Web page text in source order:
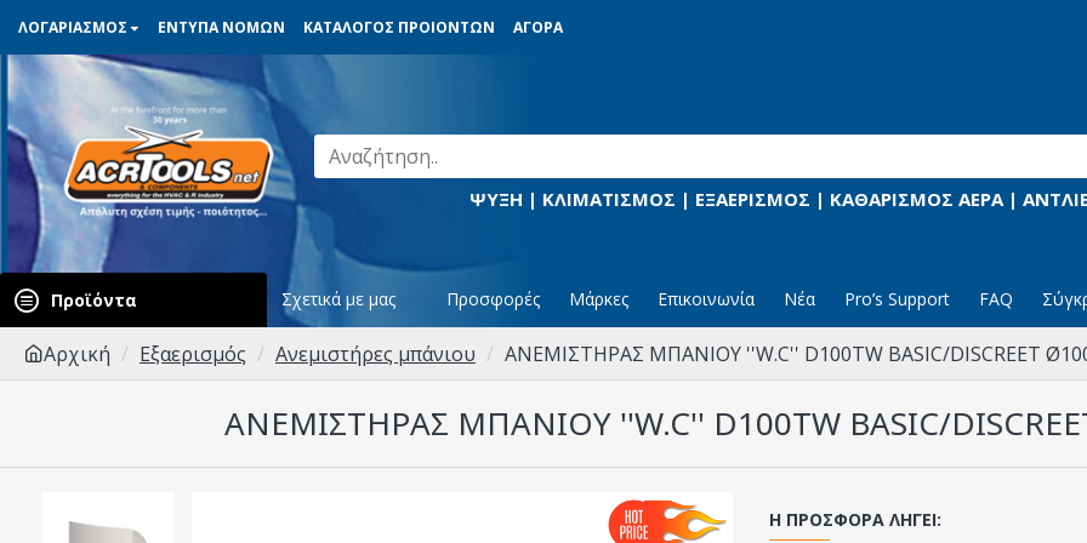
ΛΟΓΑΡΙΑΣΜΟΣ ΕΝΤΥΠΑ ΝΟΜΩΝ ΚΑΤΑΛΟΓΟΣ ΠΡΟΙΟΝΤΩΝ ΑΓΟΡΑ
ΨΥΞΗ | ΚΛΙΜΑΤΙΣΜΟΣ | ΕΞΑΕΡΙΣΜΟΣ | ΚΑΘΑΡΙΣΜΟΣ ΑΕΡΑ |
Προϊόντα Σχετικά με μας Προσφορές Μάρκες Επικοινωνία Νέα Pro’s Support FAQ
Αρχική Εξαερισμός Ανεμιστήρες μπάνιου ANEMΙΣΤΗΡΑΣ ΜΠΑΝΙΟΥ ''W.C'' D100TW BASIC/DISCREET
ANEMΙΣΤΗΡΑΣ ΜΠΑΝΙΟΥ ''W.C'' D100TW BASIC/
Η ΠΡΟΣΦΟΡΆ ΛΉΓΕΙ: